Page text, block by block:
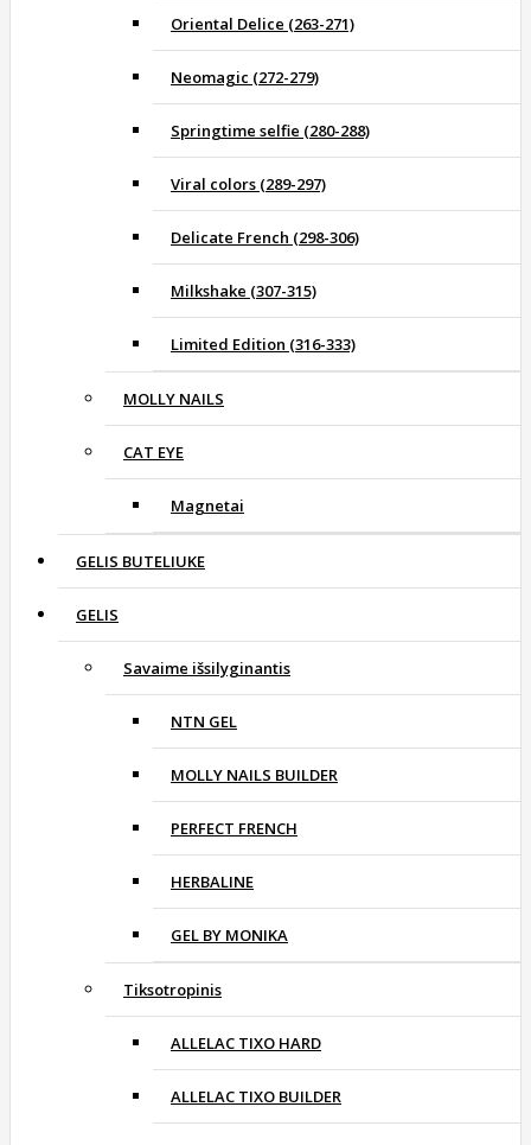
Oriental Delice (263-271)
Neomagic (272-279)
Springtime selfie (280-288)
Viral colors (289-297)
Delicate French (298-306)
Milkshake (307-315)
Limited Edition (316-333)
MOLLY NAILS
CAT EYE
Magnetai
GELIS BUTELIUKE
GELIS
Savaime išsilyginantis
NTN GEL
MOLLY NAILS BUILDER
PERFECT FRENCH
HERBALINE
GEL BY MONIKA
Tiksotropinis
ALLELAC TIXO HARD
ALLELAC TIXO BUILDER